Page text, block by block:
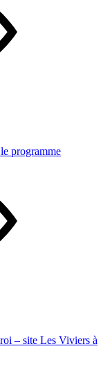
programme
– site Les Viviers à